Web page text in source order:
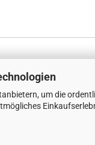
um die